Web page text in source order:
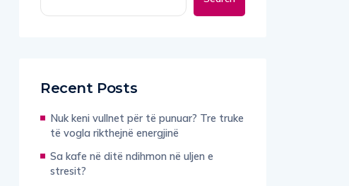
Recent Posts
Nuk keni vullnet për të punuar? Tre truke
të vogla rikthejnë energjinë
Sa kafe në ditë ndihmon në uljen e
stresit?